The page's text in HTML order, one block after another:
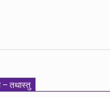
– तथास्तु